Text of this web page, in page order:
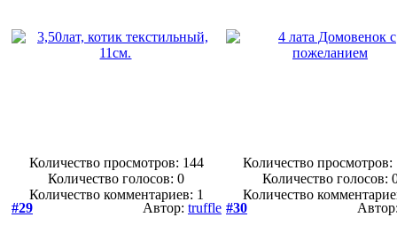
Количество просмотров: 144
Количество голосов:0
Количество комментариев: 1
Количество просмотров:
Количество голосов:
Количество
#29
Автор: truffle #30